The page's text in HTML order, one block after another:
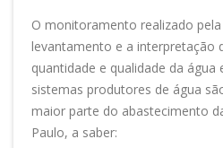
O monitoramento realizado
levantamento e a interpretação
quantidade e qualidade da água
sistemas produtores de água
maior parte do abastecimento
Paulo, a saber: